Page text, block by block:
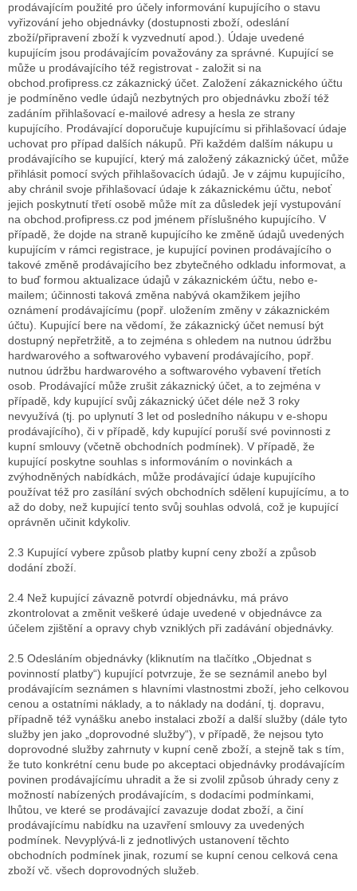
prodávajícím použité pro účely informování kupujícího o stavu
vyřizování jeho objednávky (dostupnosti zboží, odeslání
zboží/připravení zboží k vyzvednutí apod.). Údaje uvedené
kupujícím jsou prodávajícím považovány za správné. Kupující se
může u prodávajícího též registrovat - založit si na
obchod.profipress.cz zákaznický účet. Založení zákaznického účtu
je podmíněno vedle údajů nezbytných pro objednávku zboží též
zadáním přihlašovací e-mailové adresy a hesla ze strany
kupujícího. Prodávající doporučuje kupujícímu si přihlašovací údaje
uchovat pro případ dalších nákupů. Při každém dalším nákupu u
prodávajícího se kupující, který má založený zákaznický účet, může
přihlásit pomocí svých přihlašovacích údajů. Je v zájmu kupujícího,
aby chránil svoje přihlašovací údaje k zákaznickému účtu, neboť
jejich poskytnutí třetí osobě může mít za důsledek její vystupování
na obchod.profipress.cz pod jménem příslušného kupujícího. V
případě, že dojde na straně kupujícího ke změně údajů uvedených
kupujícím v rámci registrace, je kupující povinen prodávajícího o
takové změně prodávajícího bez zbytečného odkladu informovat, a
to buď formou aktualizace údajů v zákaznickém účtu, nebo e-
mailem; účinnosti taková změna nabývá okamžikem jejího
oznámení prodávajícímu (popř. uložením změny v zákaznickém
účtu). Kupující bere na vědomí, že zákaznický účet nemusí být
dostupný nepřetržitě, a to zejména s ohledem na nutnou údržbu
hardwarového a softwarového vybavení prodávajícího, popř.
nutnou údržbu hardwarového a softwarového vybavení třetích
osob. Prodávající může zrušit zákaznický účet, a to zejména v
případě, kdy kupující svůj zákaznický účet déle než 3 roky
nevyužívá (tj. po uplynutí 3 let od posledního nákupu v e-shopu
prodávajícího), či v případě, kdy kupující poruší své povinnosti z
kupní smlouvy (včetně obchodních podmínek). V případě, že
kupující poskytne souhlas s informováním o novinkách a
zvýhodněných nabídkách, může prodávající údaje kupujícího
používat též pro zasílání svých obchodních sdělení kupujícímu, a to
až do doby, než kupující tento svůj souhlas odvolá, což je kupující
oprávněn učinit kdykoliv.
2.3 Kupující vybere způsob platby kupní ceny zboží a způsob
dodání zboží.
2.4 Než kupující závazně potvrdí objednávku, má právo
zkontrolovat a změnit veškeré údaje uvedené v objednávce za
účelem zjištění a opravy chyb vzniklých při zadávání objednávky.
2.5 Odesláním objednávky (kliknutím na tlačítko „Objednat s
povinností platby“) kupující potvrzuje, že se seznámil anebo byl
prodávajícím seznámen s hlavními vlastnostmi zboží, jeho celkovou
cenou a ostatními náklady, a to náklady na dodání, tj. dopravu,
případně též vynášku anebo instalaci zboží a další služby (dále tyto
služby jen jako „doprovodné služby“), v případě, že nejsou tyto
doprovodné služby zahrnuty v kupní ceně zboží, a stejně tak s tím,
že tuto konkrétní cenu bude po akceptaci objednávky prodávajícím
povinen prodávajícímu uhradit a že si zvolil způsob úhrady ceny z
možností nabízených prodávajícím, s dodacími podmínkami,
lhůtou, ve které se prodávající zavazuje dodat zboží, a činí
prodávajícímu nabídku na uzavření smlouvy za uvedených
podmínek. Nevyplývá-li z jednotlivých ustanovení těchto
obchodních podmínek jinak, rozumí se kupní cenou celková cena
zboží vč. všech doprovodných služeb.